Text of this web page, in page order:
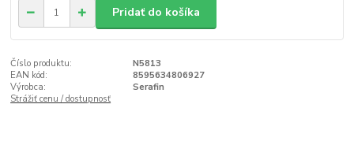
Pridať do košíka
Číslo produktu:
N5813
EAN kód:
8595634806927
Výrobca:
Serafin
Strážiť cenu / dostupnosť